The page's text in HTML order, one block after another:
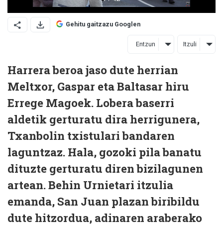
Gehitu gaitzazu Googlen
Entzun Itzuli
Harrera beroa jaso dute herrian
Meltxor, Gaspar eta Baltasar hiru
Errege Magoek. Lobera baserri
aldetik gerturatu dira herrigunera,
Txanbolin txistulari bandaren
laguntzaz. Hala, gozoki pila banatu
dituzte gerturatu diren bizilagunen
artean. Behin Urnietari itzulia
emanda, San Juan plazan biribildu
dute hitzordua, adinaren araberako